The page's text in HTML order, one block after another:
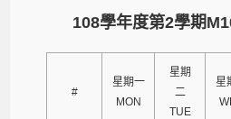
108學年度第2學期
#
星期一
MON
星期
二
TUE
星